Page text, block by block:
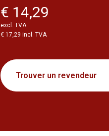
€ 14,29
excl. TVA
€ 17,29 incl. TVA
Trouver un revendeur